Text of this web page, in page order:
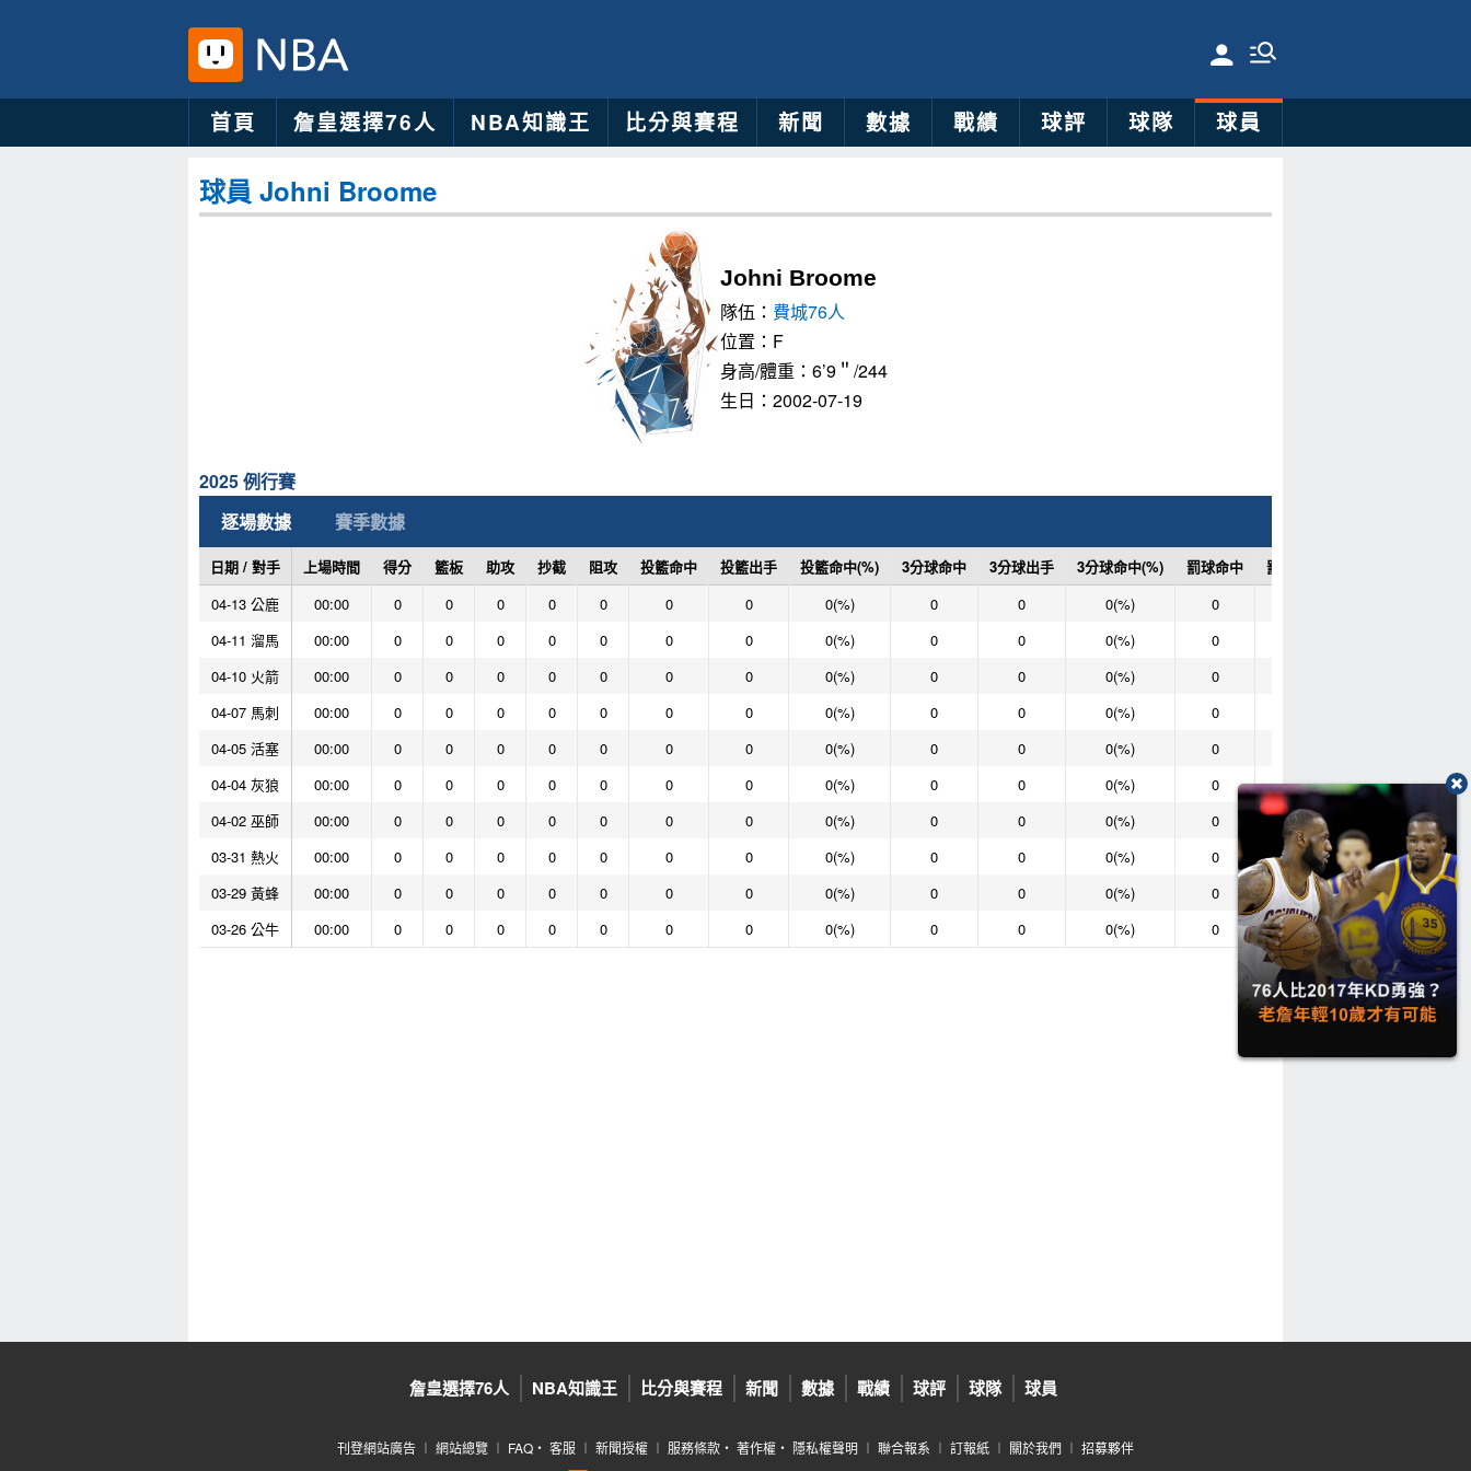
首頁 詹皇選擇76人 NBA知識王 比分與賽程 新聞 數據 戰績 球評 球隊 球員
球員 Johni Broome
Johni Broome
隊伍： 費城76人
位置：F
身高/體重：6’9＂/244
生日：2002-07-19
2025 例行賽
逐場數據
賽季數據
日期 / 對手 上場時間 得分 籃板 助攻 抄截 阻攻 投籃命中 投籃出手 投籃命中(%) 3分球命中 3分球出手 3分球命中(%) 罰球命中 罰球次數
04-13 公鹿
00:00 0 0 0 0 0 0 0 0(%) 0 0 0(%) 0
04-11 溜馬
00:00 0 0 0 0 0 0 0 0(%) 0 0 0(%) 0
04-10 火箭
00:00 0 0 0 0 0 0 0 0(%) 0 0 0(%) 0
04-07 馬刺
00:00 0 0 0 0 0 0 0 0(%) 0 0 0(%) 0
04-05 活塞
00:00 0 0 0 0 0 0 0 0(%) 0 0 0(%) 0
04-04 灰狼
00:00 0 0 0 0 0 0 0 0(%) 0 0 0(%) 0 0
0(%)
04-02 巫師
00:00 0 0 0 0 0 0 0 0(%) 0 0 0(%) 0 0
03-31 熱火
00:00 0 0 0 0 0 0 0 0(%) 0 0 0(%) 0 0
0(%)
03-29 黃蜂
00:00 0 0 0 0 0 0 0 0(%) 0 0 0(%) 0 0
0(%)
03-26 公牛
00:00 0 0 0 0 0 0 0 0(%) 0 0 0(%) 0 0 0(%)
詹皇選擇76人 NBA知識王 比分與賽程 新聞 數據 戰績 球評 球隊 球員
刊登網站廣告 ︱ 網站總覽 ︱ FAQ ‧ 客服 ︱ 新聞授權 ︱ 服務條款 ‧ 著作權 ‧ 隱私權聲明 ︱ 聯合報系 ︱ 訂報紙 ︱ 關於我們 ︱ 招募夥伴